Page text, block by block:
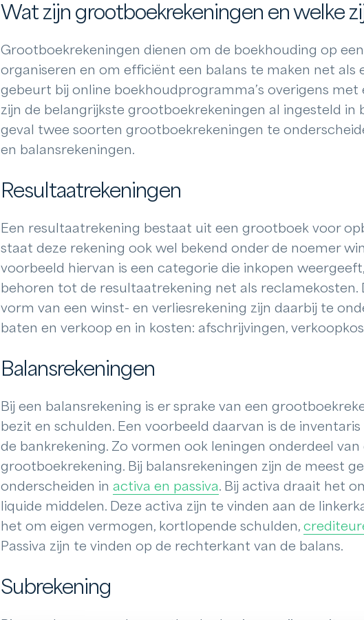
Wat zijn grootboekrekeningen en welke
Grootboekrekeningen dienen om de boekhouding op
organiseren en om efficiënt een balans te maken net als
gebeurt bij online boekhoudprogramma’s overigens met
zijn de belangrijkste grootboekrekeningen al ingesteld in
geval twee soorten grootboekrekeningen te
en balansrekeningen.
Resultaatrekeningen
Een resultaatrekening bestaat uit een grootboek voor
staat deze rekening ook wel bekend onder de noemer
voorbeeld hiervan is een categorie die inkopen
behoren tot de resultaatrekening net als reclamekosten.
vorm van een winst- en verliesrekening zijn daarbij te
baten en verkoop en in kosten: afschrijvingen,
Balansrekeningen
Bij een balansrekening is er sprake van een
bezit en schulden. Een voorbeeld daarvan is de
de bankrekening. Zo vormen ook leningen onderdeel van
grootboekrekening. Bij balansrekeningen zijn de meest
onderscheiden in activa en passiva. Bij activa draait het
liquide middelen. Deze activa zijn te vinden aan de
het om eigen vermogen, kortlopende schulden,
Passiva zijn te vinden op de rechterkant van de balans.
Subrekening